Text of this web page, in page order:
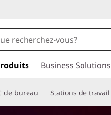
Business Solutions
de bureau Stations de travail